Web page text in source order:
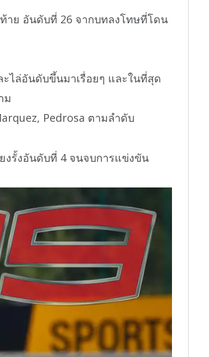
าย อันดับที่ 26 จากบทลงโทษที่โดน
ไล่อันดับขึ้นมาเรื่อยๆ และในที่สุด
ม
Pedrosa ตามลำดับ
งรั้งอันดับที่ 4 จนจบการแข่งขัน